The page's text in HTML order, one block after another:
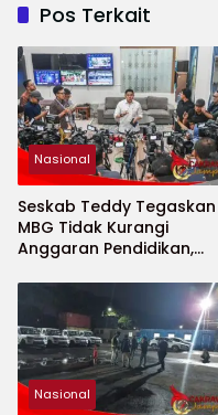
Pos Terkait
Nasional
Seskab Teddy Tegaskan
MBG Tidak Kurangi
Anggaran Pendidikan,
Nasional